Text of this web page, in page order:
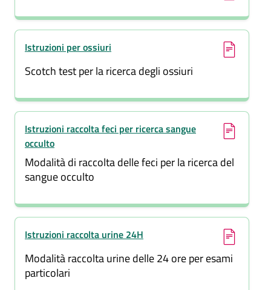
Istruzioni per ossiuri
(si apre in una nuova finestra)
Scotch test per la ricerca degli ossiuri
Istruzioni raccolta feci per ricerca sangue
occulto
(si apre in una nuova finestra)
Modalità di raccolta delle feci per la ricerca del
sangue occulto
Istruzioni raccolta urine 24H
(si apre in una nuova finestra)
Modalità raccolta urine delle 24 ore per esami
particolari